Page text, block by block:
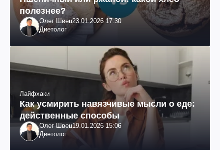
полезнее?
Олег Швец23.01.2026 17:30
Диетолог
Лайфхаки
Как усмирить навязчивые мысли о еде:
действенные способы
Олег Швец19.01.2026 15:06
Диетолог